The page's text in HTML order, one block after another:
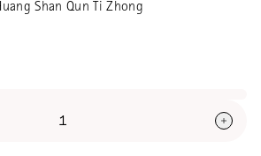
Wird erst in
ist aber in
produziert, daher relativ
Shan Qun Ti Zhong